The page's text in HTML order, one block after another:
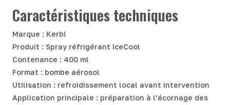
Caractéristiques techniques
Marque : Kerbl
Produit : Spray réfrigérant IceCool
Contenance : 400 ml
Format : bombe aérosol
Utilisation : refroidissement local avant intervention
Application principale : préparation à l’écornage des